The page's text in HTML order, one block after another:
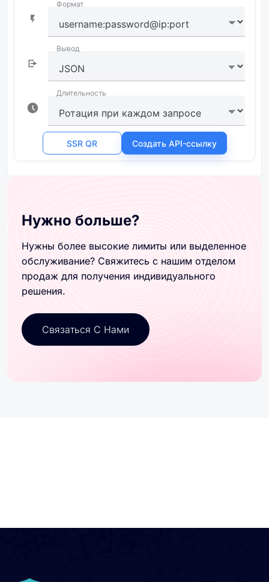
Нужно больше?
Нужны более высокие лимиты или выделенное
обслуживание? Свяжитесь с нашим отделом
продаж для получения индивидуального
решения.
Связаться С Нами